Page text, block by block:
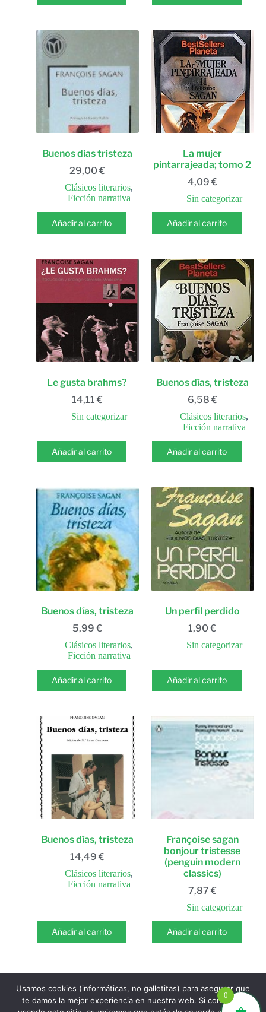
Buenos dias tristeza
29,00 €
Clásicos literarios,
Ficción narrativa
Añadir al carrito
La mujer
pintarrajeada; tomo 2
4,09 €
Sin categorizar
Añadir al carrito
Le gusta brahms?
14,11 €
Sin categorizar
Añadir al carrito
Buenos días, tristeza
6,58 €
Clásicos literarios,
Ficción narrativa
Añadir al carrito
Buenos días, tristeza
5,99 €
Clásicos literarios,
Ficción narrativa
Añadir al carrito
Un perfil perdido
1,90€
Sin categorizar
Añadir al carrito
Buenos días, tristeza
14,49 €
Clásicos literarios,
Ficción narrativa
Añadir al carrito
Françoise sagan
bonjour tristesse
(penguin modern
classics)
7,87 €
Sin categorizar
Añadir al carrito
SIGUIENTE
0
Usamos cookies (informáticas, no galletitas) para asegurar que
te damos la mejor experiencia en nuestra web. Si continúas